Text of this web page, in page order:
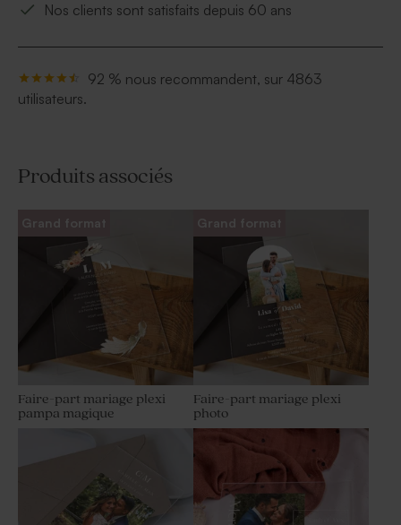
Nos clients sont satisfaits depuis 60 ans
92 % nous recommandent, sur 4863
utilisateurs.
Produits associés
Grand format
Faire-part mariage plexi
pampa magique
Grand format
Faire-part mariage plexi
photo